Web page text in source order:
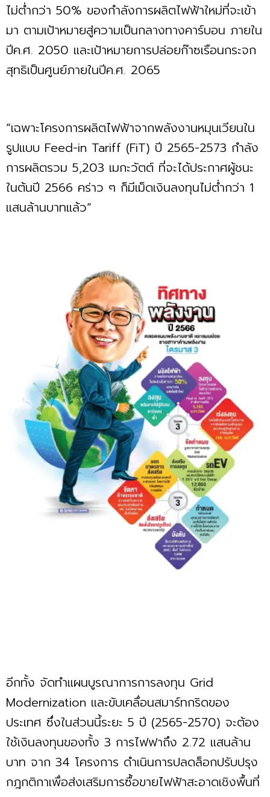
ไม่ตํ่ากว่า 50% ของกำลังการผลิตไฟฟ้าใหม่ที่จะเข้า
มา ตามเป้าหมายสู่ความเป็นกลางทางคาร์บอน ภายใน
ปีค.ศ. 2050 และเป้าหมายการปล่อยก๊าซเรือนกระจก
สุทธิเป็นศูนย์ภายในปีค.ศ. 2065
“เฉพาะโครงการผลิตไฟฟ้าจากพลังงานหมุนเวียนใน
รูปแบบ Feed-in Tariff (FiT) ปี 2565-2573 กำลัง
การผลิตรวม 5,203 เมกะวัตต์ ที่จะได้ประกาศผู้ชนะ
ในต้นปี 2566 คร่าว ๆ ก็มีเม็ดเงินลงทุนไม่ตํ่ากว่า 1
แสนล้านบาทแล้ว”
อีกทั้ง จัดทำแผนบูรณาการการลงทุน Grid
Modernization และขับเคลื่อนสมาร์ทกริดของ
ประเทศ ซึ่งในส่วนนี้ระยะ 5 ปี (2565-2570) จะต้อง
ใช้เงินลงทุนของทั้ง 3 การไฟฟาถึง 2.72 แสนล้าน
บาท จาก 34 โครงการ ดำเนินการปลดล็อกปรับปรุง
กฎกติกาเพื่อส่งเสริมการซื้อขายไฟฟ้าสะอาดเชิงพื้นที่